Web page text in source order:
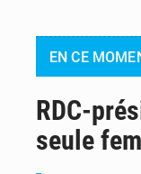
EN CE
RDC-
seule